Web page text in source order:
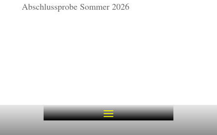
Abschlussprobe Sommer 2026